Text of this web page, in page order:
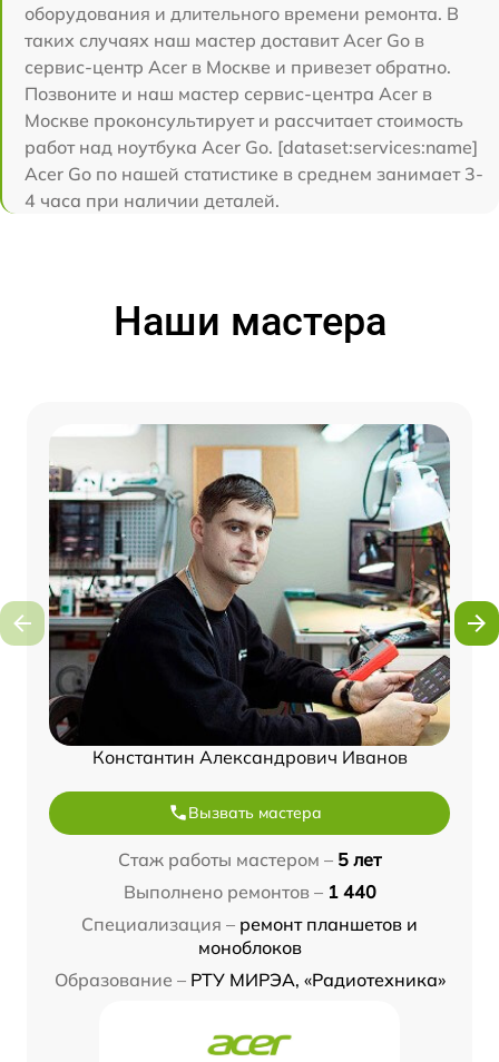
оборудования и длительного времени ремонта. В
таких случаях наш мастер доставит Acer Go в
сервис-центр Acer в Москве и привезет обратно.
Позвоните и наш мастер сервис-центра Acer в
Москве проконсультирует и рассчитает стоимость
работ над ноутбука Acer Go. [dataset:services:name]
Acer Go по нашей статистике в среднем занимает 3-
4 часа при наличии деталей.
Наши мастера
Константин Александрович Иванов
Вызвать мастера
Стаж работы мастером – 5 лет
Выполнено ремонтов – 1 440
Специализация – ремонт планшетов и
моноблоков
Образование – РТУ МИРЭА, «Радиотехника»